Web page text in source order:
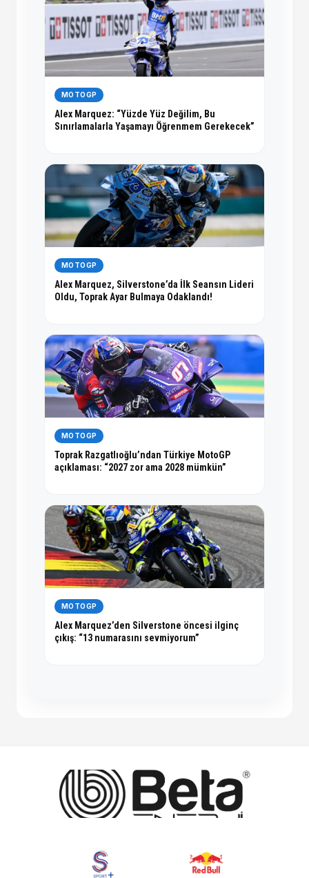
MOTOGP
Alex Marquez: “Yüzde Yüz Değilim, Bu
Sınırlamalarla Yaşamayı Öğrenmem Gerekecek”
MOTOGP
Alex Marquez, Silverstone’da İlk Seansın Lideri
Oldu, Toprak Ayar Bulmaya Odaklandı!
MOTOGP
Toprak Razgatlıoğlu’ndan Türkiye MotoGP
açıklaması: “2027 zor ama 2028 mümkün”
MOTOGP
Alex Marquez’den Silverstone öncesi ilginç
çıkış: “13 numarasını sevmiyorum”